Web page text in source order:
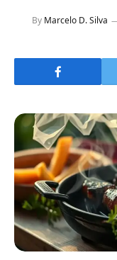
By Marcelo D. Silva